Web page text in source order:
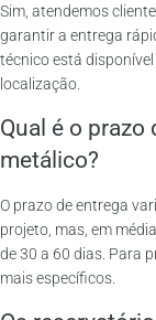
Sim, atendemos
garantir a entrega
técnico está
localização.
Qual é o prazo
metálico?
O prazo de entrega
projeto, mas, em
de 30 a 60 dias. Para
mais específicos.